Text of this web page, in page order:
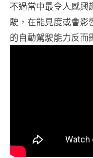
不過當中最令人感興
駛，在能見度或會影
的自動駕駛能力反而